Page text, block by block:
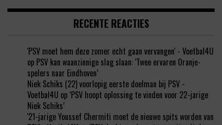
RECENTE REACTIES
'PSV moet hem deze zomer echt gaan vervangen' - Voetbal4U
op PSV kan waanzinnige slag slaan: ‘Twee ervaren Oranje-
spelers naar Eindhoven’
Niek Schiks (22) voorlopig eerste doelman bij PSV -
Voetbal4U op ‘PSV hoopt oplossing te vinden voor 22-jarige
Niek Schiks’
'21-jarige Youssef Chermiti moet de nieuwe spits worden van